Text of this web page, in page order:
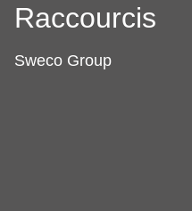
Raccourcis
Sweco Group